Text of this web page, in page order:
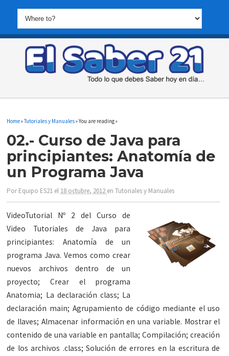
Home»Tutoriales y Manuales» You are reading »
02.- Curso de Java para
principiantes: Anatomía de
un Programa Java
PorEquipo ES21 el 18 octubre, 2012 enTutoriales y Manuales
VideoTutorial Nº 2 del Curso de
Video Tutoriales de Java para
principiantes: Anatomía de un
programa Java. Vemos como crear
nuevos archivos dentro de un
proyecto; Crear el programa
Anatomia; La declaración class; La
declaración main; Agrupamiento de código mediante el uso
de llaves; Almacenar información en una variable. Mostrar el
contenido de una variable en pantalla; Compilación; creación
de los archivos .class; Solución de errores en la escritura de